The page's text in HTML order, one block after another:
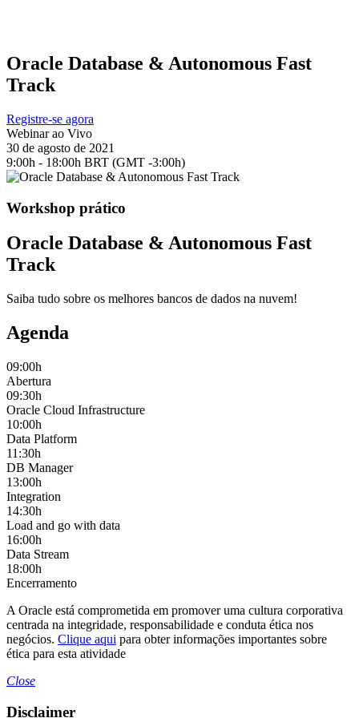
Oracle Database & Autonomous Fast
Track
Registre-se agora
Webinar ao Vivo
30 de agosto de 2021
9:00h - 18:00h BRT (GMT -3:00h)
Workshop prático
Oracle Database & Autonomous Fast
Track
Saiba tudo sobre os melhores bancos de dados na nuvem!
Agenda
09:00h
Abertura
09:30h
Oracle Cloud Infrastructure
10:00h
Data Platform
11:30h
DB Manager
13:00h
Integration
14:30h
Load and go with data
16:00h
Data Stream
18:00h
Encerramento
A Oracle está comprometida em promover uma cultura corporativa
centrada na integridade, responsabilidade e conduta ética nos
negócios. Clique aqui para obter informações importantes sobre
ética para esta atividade
Close
Disclaimer